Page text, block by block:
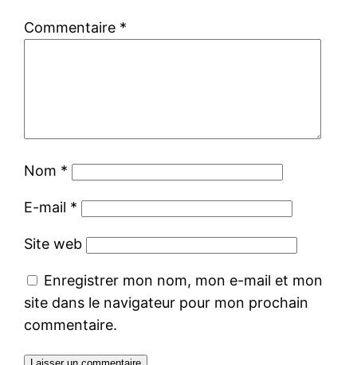
Commentaire *
Nom *
E-mail *
Site web
Enregistrer mon nom, mon e-mail et mon
site dans le navigateur pour mon prochain
commentaire.